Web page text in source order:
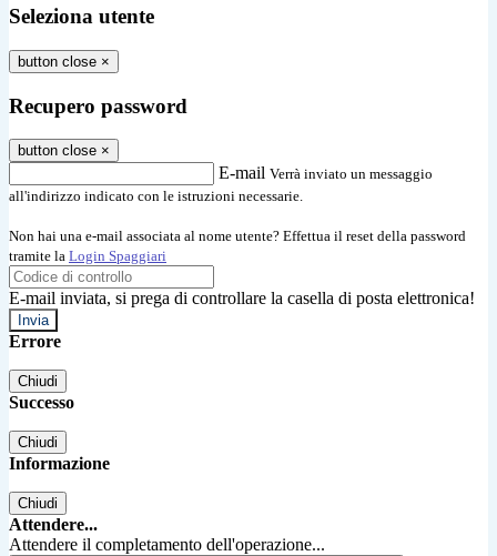
Seleziona utente
button close ×
Recupero password
button close ×
E-mail Verrà inviato un messaggio
all'indirizzo indicato con le istruzioni necessarie.
Non hai una e-mail associata al nome utente? Effettua il reset della password
tramite la Login Spaggiari
E-mail inviata, si prega di controllare la casella di posta elettronica!
Errore
Chiudi
Successo
Chiudi
Informazione
Chiudi
Attendere...
Attendere il completamento dell'operazione...